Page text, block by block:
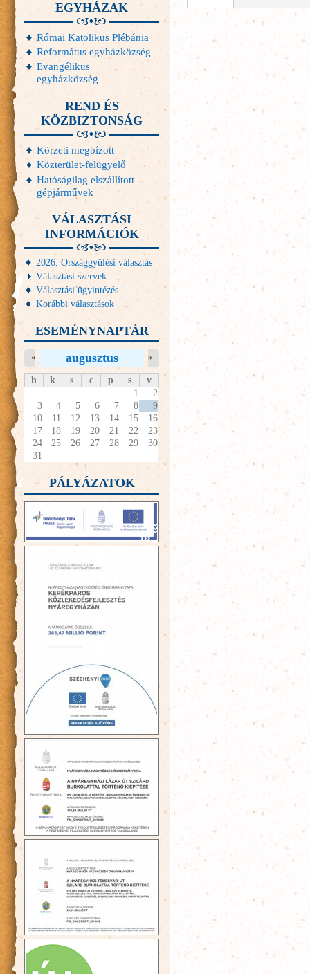
EGYHÁZAK
Római Katolikus Plébánia
Református egyházközség
Evangélikus
egyházközség
REND ÉS
KÖZBIZTONSÁG
Körzeti megbízott
Közterület-felügyelő
Hatóságilag elszállított
gépjárművek
VÁLASZTÁSI
INFORMÁCIÓK
2026. Országgyűlési választás
Választási szervek
Választási ügyintézés
Korábbi választások
ESEMÉNYNAPTÁR
augusztus
« »
h k s c p s
v
1
2
3
4 5 6 7 8
9
10
11 12 13 14 15
16
17
18 19 20 21 22
23
24
25 26 27 28 29
30
31
PÁLYÁZATOK